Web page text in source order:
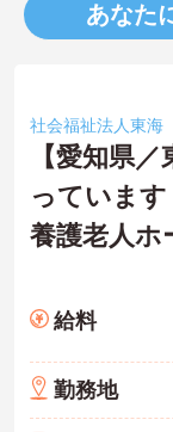
あなた
社会福祉法人東
【愛知県
っていま
養護老人ホ
給料
勤務地